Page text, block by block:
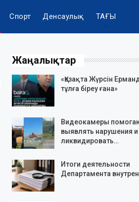
Спорт Денсаулық ТАҒЫ
Жаңалықтар
«Қазақта Жүрсін
тұлға біреу ғана»
Видеокамеры
выявлять нарушения и
ликвидировать…
Итоги деятельности
Департамента